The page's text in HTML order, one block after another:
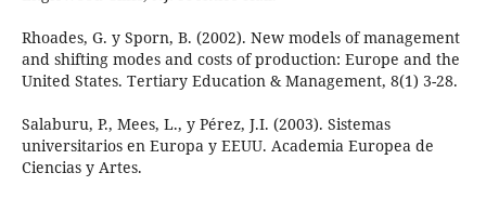
Rhoades, G. y Sporn, B. (2002). New models of management
and shifting modes and costs of production: Europe and the
United States. Tertiary Education & Management, 8(1) 3-28.
Salaburu, P., Mees, L., y Pérez, J.I. (2003). Sistemas
universitarios en Europa y EEUU. Academia Europea de
Ciencias y Artes.